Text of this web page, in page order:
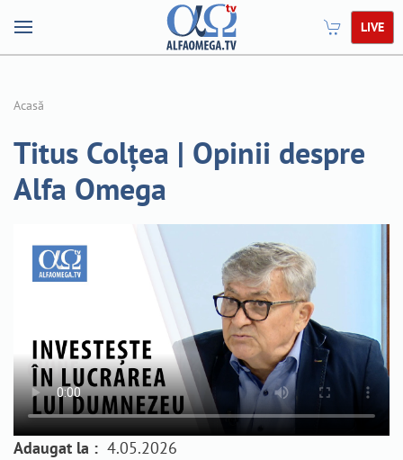
LIVE
Acasă
Titus Colțea | Opinii despre
Alfa Omega
Adaugat la : 4.05.2026